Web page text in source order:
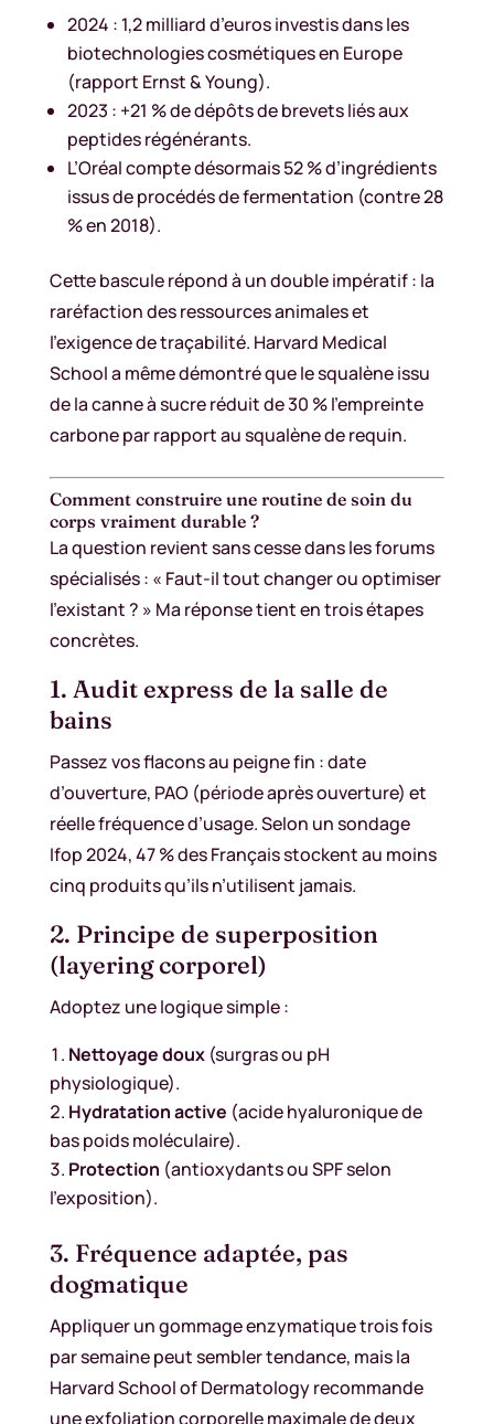
2024 : 1,2 milliard d’euros investis dans les
biotechnologies cosmétiques en Europe
(rapport Ernst & Young).
2023 : +21 % de dépôts de brevets liés aux
peptides régénérants.
L’Oréal compte désormais 52 % d’ingrédients
issus de procédés de fermentation (contre 28
% en 2018).
Cette bascule répond à un double impératif : la
raréfaction des ressources animales et
l’exigence de traçabilité. Harvard Medical
School a même démontré que le squalène issu
de la canne à sucre réduit de 30 % l’empreinte
carbone par rapport au squalène de requin.
Comment construire une routine de soin du
corps vraiment durable ?
La question revient sans cesse dans les forums
spécialisés : « Faut-il tout changer ou optimiser
l’existant ? » Ma réponse tient en trois étapes
concrètes.
1. Audit express de la salle de
bains
Passez vos flacons au peigne fin : date
d’ouverture, PAO (période après ouverture) et
réelle fréquence d’usage. Selon un sondage
Ifop 2024, 47 % des Français stockent au moins
cinq produits qu’ils n’utilisent jamais.
2. Principe de superposition
(layering corporel)
Adoptez une logique simple :
Nettoyage doux(surgras ou pH
physiologique).
Hydratation active (acide hyaluronique de
bas poids moléculaire).
Protection (antioxydants ou SPF selon
l’exposition).
3. Fréquence adaptée, pas
dogmatique
Appliquer un gommage enzymatique trois fois
par semaine peut sembler tendance, mais la
Harvard School of Dermatology recommande
une exfoliation corporelle maximale de deux